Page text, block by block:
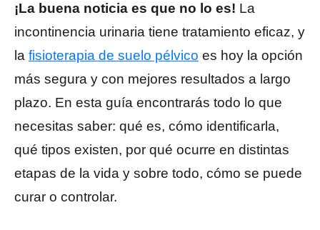
¡La buena noticia es que no lo es! La
incontinencia urinaria tiene tratamiento eficaz, y
la fisioterapia de suelo pélvico es hoy la opción
más segura y con mejores resultados a largo
plazo. En esta guía encontrarás todo lo que
necesitas saber: qué es, cómo identificarla,
qué tipos existen, por qué ocurre en distintas
etapas de la vida y sobre todo, cómo se puede
curar o controlar.